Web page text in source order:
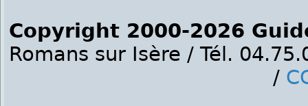
Copyright 2000-2026
Romans sur Isère / Tél.
/